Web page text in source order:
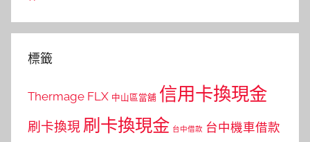
標籤
Thermage FLX 中山區當舖 信用卡換現金
刷卡換現 刷卡換現金 台中借款 台中機車借款